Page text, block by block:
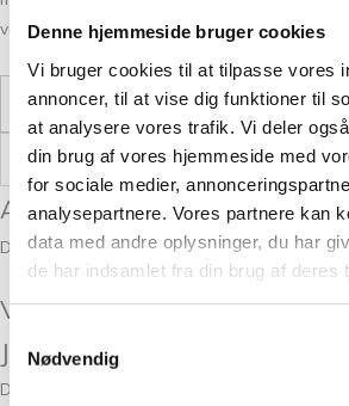
Denne hjemmeside bruger cookies
Vi bruger cookies til at tilpasse vores
annoncer, til at vise dig funktioner til
at analysere vores trafik. Vi deler
din brug af vores hjemmeside med
for sociale medier,
analysepartnere. Vores partnere kan
data med andre oplysninger, du har
de har indsamlet fra din brug af deres
Nødvendig
vores produktion er SWANS LABEL.
Læs mere
Vægt ,05 kg
Anmeldelser
Der er endnu ikke nogle anmeldelser.
Vær den første til at
Jeansblå 4036”
Din e-mailadresse vil ikke blive publiceret.